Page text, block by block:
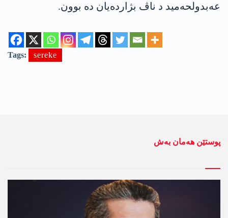
عەبدولحەمید د ناڤ بژاردەیان دە بوون.
Tags: sereke
پوستێن ھەمان بەش